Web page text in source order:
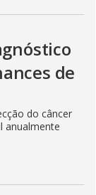
de
do câncer
anualmente